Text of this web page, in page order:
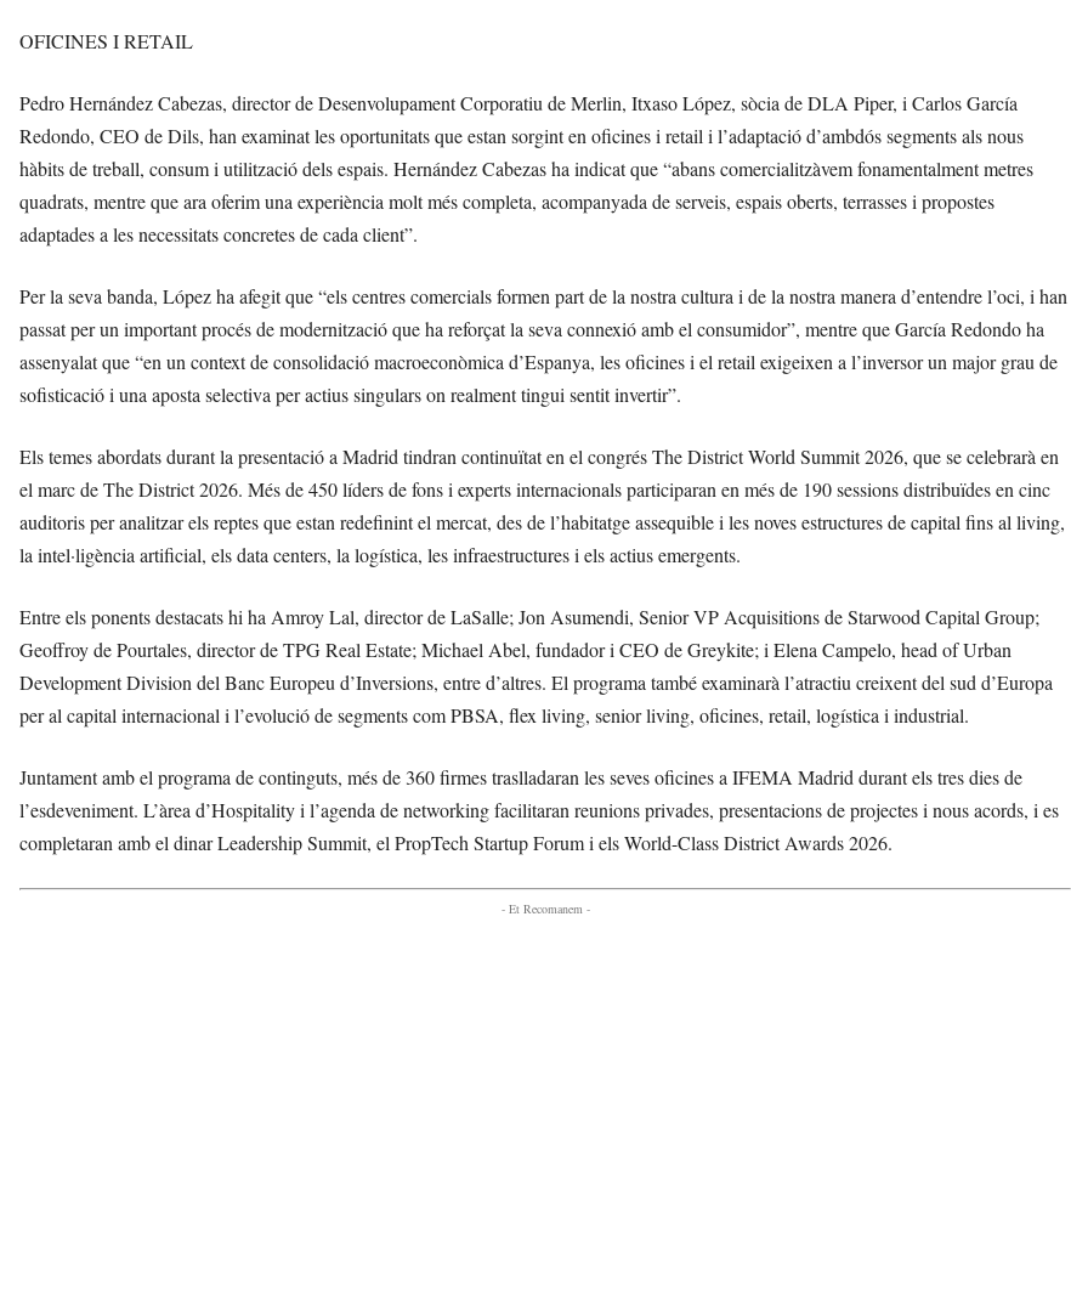
OFICINES I RETAIL
Pedro Hernández Cabezas, director de Desenvolupament Corporatiu de Merlin, Itxaso López, sòcia de DLA Piper, i Carlos García
Redondo, CEO de Dils, han examinat les oportunitats que estan sorgint en oficines i retail i l’adaptació d’ambdós segments als nous
hàbits de treball, consum i utilització dels espais. Hernández Cabezas ha indicat que “abans comercialitzàvem fonamentalment metres
quadrats, mentre que ara oferim una experiència molt més completa, acompanyada de serveis, espais oberts, terrasses i propostes
adaptades a les necessitats concretes de cada client”.
Per la seva banda, López ha afegit que “els centres comercials formen part de la nostra cultura i de la nostra manera d’entendre l’oci, i han
passat per un important procés de modernització que ha reforçat la seva connexió amb el consumidor”, mentre que García Redondo ha
assenyalat que “en un context de consolidació macroeconòmica d’Espanya, les oficines i el retail exigeixen a l’inversor un major grau de
sofisticació i una aposta selectiva per actius singulars on realment tingui sentit invertir”.
Els temes abordats durant la presentació a Madrid tindran continuïtat en el congrés The District World Summit 2026, que se celebrarà en
el marc de The District 2026. Més de 450 líders de fons i experts internacionals participaran en més de 190 sessions distribuïdes en cinc
auditoris per analitzar els reptes que estan redefinint el mercat, des de l’habitatge assequible i les noves estructures de capital fins al living,
la intel·ligència artificial, els data centers, la logística, les infraestructures i els actius emergents.
Entre els ponents destacats hi ha Amroy Lal, director de LaSalle; Jon Asumendi, Senior VP Acquisitions de Starwood Capital Group;
Geoffroy de Pourtales, director de TPG Real Estate; Michael Abel, fundador i CEO de Greykite; i Elena Campelo, head of Urban
Development Division del Banc Europeu d’Inversions, entre d’altres. El programa també examinarà l’atractiu creixent del sud d’Europa
per al capital internacional i l’evolució de segments com PBSA, flex living, senior living, oficines, retail, logística i industrial.
Juntament amb el programa de continguts, més de 360 firmes traslladaran les seves oficines a IFEMA Madrid durant els tres dies de
l’esdeveniment. L’àrea d’Hospitality i l’agenda de networking facilitaran reunions privades, presentacions de projectes i nous acords, i es
completaran amb el dinar Leadership Summit, el PropTech Startup Forum i els World-Class District Awards 2026.
- Et Recomanem -